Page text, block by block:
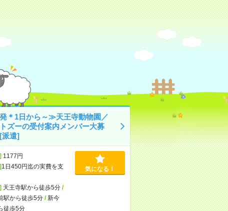
＊1日から～≫天王寺動物園／
ズーの受付案内メンバー大募
派遣]
1177円
1日450円迄の実費を支
天王寺駅から徒歩5分/
駅から徒歩5分/新今
徒歩5分
気になる！